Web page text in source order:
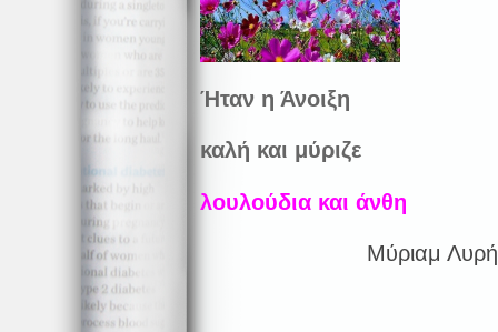
Ήταν η Άνοιξη
καλή και μύριζε
λουλούδια και άνθη
Μύριαμ Λυρή